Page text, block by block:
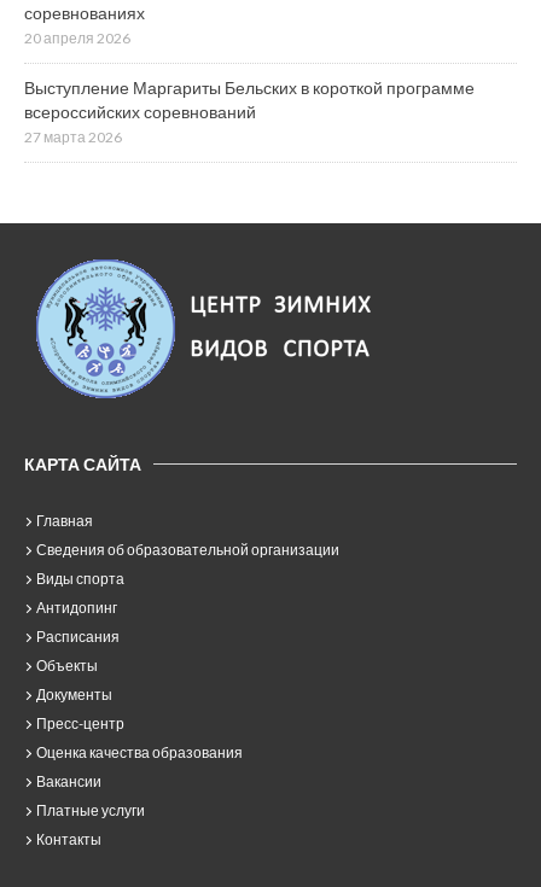
соревнованиях
20 апреля 2026
Выступление Маргариты Бельских в короткой программе
всероссийских соревнований
27 марта 2026
КАРТА САЙТА
Главная
Сведения об образовательной организации
Виды спорта
Антидопинг
Расписания
Объекты
Документы
Пресс-центр
Оценка качества образования
Вакансии
Платные услуги
Контакты